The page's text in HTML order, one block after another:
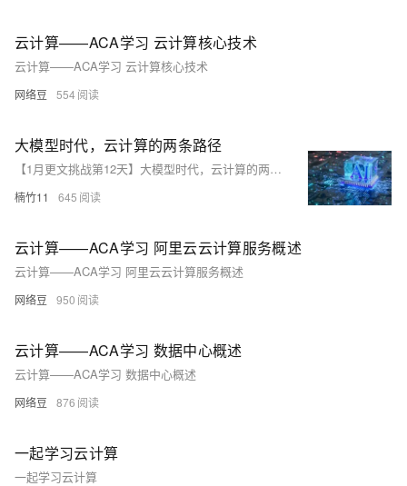
云计算——ACA学习 云计算核心技术
云计算——ACA学习 云计算核心技术
网络豆 554
大模型时代，云计算的两条路径
【1月更文挑战第12天】大模型时代，云计算的两条路径
楠竹11 645
云计算——ACA学习 阿里云云计算服务概述
云计算——ACA学习 阿里云云计算服务概述
网络豆 950
云计算——ACA学习 数据中心概述
云计算——ACA学习 数据中心概述
网络豆 876
一起学习云计算
一起学习云计算